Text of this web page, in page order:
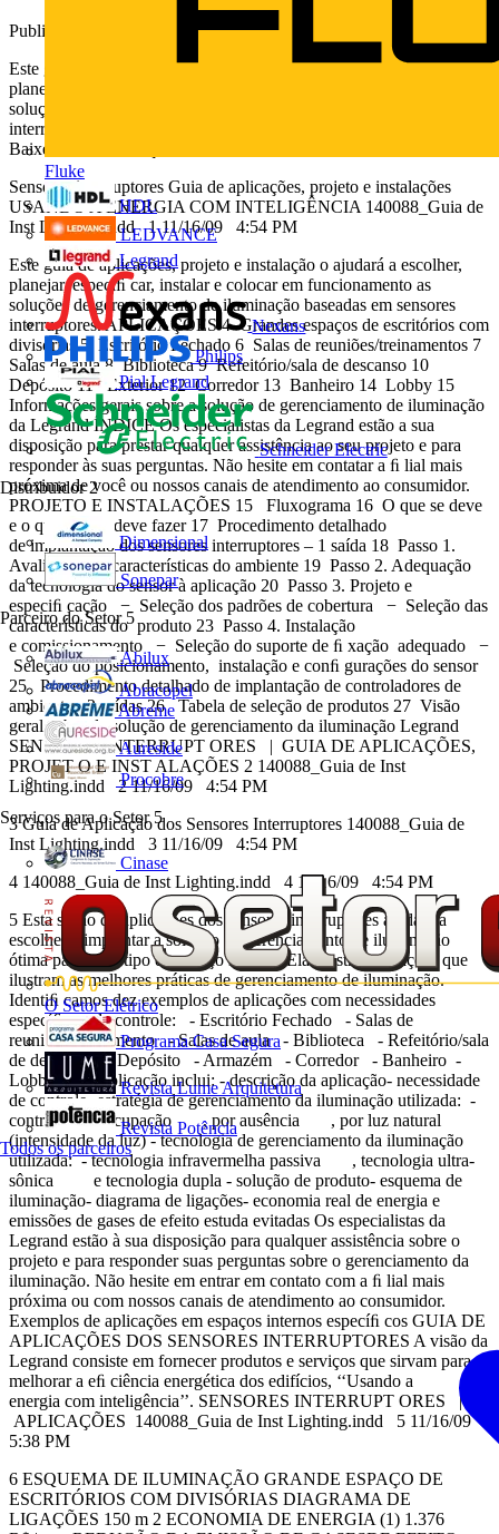
Fluke
HDL
LEDVANCE
Legrand
Nexans
Philips
Pial Legrand
Schneider Electric
Distribuidor 2
Dimensional
Sonepar
Parceiro do Setor 5
Abilux
Abracopel
Abreme
Aureside
Procobre
Serviços para o Setor 5
Cinase
O Setor Elétrico
Programa Casa Segura
Revista Lume Arquitetura
Revista Potência
Todos os parceiros
Publicado: 7 de abril de 2016· Categoria: Catálogos
Este guia de aplicações, projeto e instalação o ajudará a escolher,
planejar, especificar, instalar e colocar em funcionamento as
soluções de gerenciamento de iluminação baseadas em sensores
interruptores. Com esquemas de iluminação e diagramas de ligações.
Baixe ou consulte aqui
Sensores interruptores Guia de aplicações, projeto e instalações
USANDO A ENERGIA COM INTELIGÊNCIA 140088_Guia de
Inst Lighting.indd 1 11/16/09 4:54 PM
Este guia de aplicações, projeto e instalação o ajudará a escolher,
planejar, especiﬁ car, instalar e colocar em funcionamento as
soluções de gerenciamento de iluminação baseadas em sensores
interruptores. APLICAÇÕES 4 Grandes espaços de escritórios com
divisórias 5 Escritório Fechado 6 Salas de reuniões/treinamentos 7
Salas de aula 8 Biblioteca 9 Refeitório/sala de descanso 10
Depósito 11 Exterior 12 Corredor 13 Banheiro 14 Lobby 15
Informações gerais sobre a solução de gerenciamento de iluminação
da Legrand ÍNDICE Os especialistas da Legrand estão a sua
disposição para prestar qualquer assistência ao seu projeto e para
responder às suas perguntas. Não hesite em contatar a ﬁ lial mais
próxima de você ou nossos canais de atendimento ao consumidor.
PROJETO E INSTALAÇÕES 15 Fluxograma 16 O que se deve
e o que não se deve fazer 17 Procedimento detalhado
de implantação dos sensores interruptores – 1 saída 18 Passo 1.
Avaliação das características do ambiente 19 Passo 2. Adequação
da tecnologia do sensor à aplicação 20 Passo 3. Projeto e
especiﬁ cação − Seleção dos padrões de cobertura − Seleção das
características do produto 23 Passo 4. Instalação
e comissionamento − Seleção do suporte de ﬁ xação adequado −
Seleção do posicionamento, instalação e conﬁ gurações do sensor
25 Procedimento detalhado de implantação de controladores de
ambiente - 2 saídas 26 Tabela de seleção de produtos 27 Visão
geral sobre da solução de gerenciamento da iluminação Legrand
SENSORES INTERRUPT ORES | GUIA DE APLICAÇÕES,
PROJET O E INST ALAÇÕES 2 140088_Guia de Inst
Lighting.indd 2 11/16/09 4:54 PM
3 Guia de Aplicação dos Sensores Interruptores 140088_Guia de
Inst Lighting.indd 3 11/16/09 4:54 PM
4 140088_Guia de Inst Lighting.indd 4 11/16/09 4:54 PM
5 Esta seção de aplicações dos sensores interruptores ajudará a
escolher e implantar a solução de gerenciamento de iluminação
ótima para cada tipo de espaço interno. Ela mostra aplicações que
ilustram as melhores práticas de gerenciamento de iluminação.
Identiﬁ camos dez exemplos de aplicações com necessidades
especíﬁ cas de controle: - Escritório Fechado - Salas de
reuniões/treinamento - Salas de aula - Biblioteca - Refeitório/sala
de descanso - Depósito - Armazém - Corredor - Banheiro -
Lobby Cada aplicação inclui: - descrição da aplicação- necessidade
de controle- estratégia de gerenciamento da iluminação utilizada: -
controles por ocupação , por ausência , por luz natural
(intensidade da luz) - tecnologia de gerenciamento da iluminação
utilizada: - tecnologia infravermelha passiva , tecnologia ultra-
sônica e tecnologia dupla - solução de produto- esquema de
iluminação- diagrama de ligações- economia real de energia e
emissões de gases de efeito estuda evitadas Os especialistas da
Legrand estão à sua disposição para qualquer assistência sobre o
projeto e para responder suas perguntas sobre o gerenciamento da
iluminação. Não hesite em entrar em contato com a ﬁ lial mais
próxima ou com nossos canais de atendimento ao consumidor.
Exemplos de aplicações em espaços internos especíﬁ cos GUIA DE
APLICAÇÕES DOS SENSORES INTERRUPTORES A visão da
Legrand consiste em fornecer produtos e serviços que sirvam para
melhorar a eﬁ ciência energética dos edifícios, ‘‘Usando a
energia com inteligência’’. SENSORES INTERRUPT ORES |
APLICAÇÕES 140088_Guia de Inst Lighting.indd 5 11/16/09
5:38 PM
6 ESQUEMA DE ILUMINAÇÃO GRANDE ESPAÇO DE
ESCRITÓRIOS COM DIVISÓRIAS DIAGRAMA DE
LIGAÇÕES 150 m 2 ECONOMIA DE ENERGIA (1) 1.376